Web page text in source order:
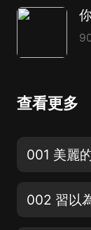
查看更多